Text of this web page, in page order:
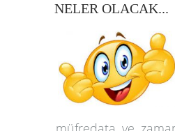
NELER OLACAK...